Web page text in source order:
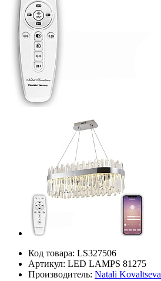
Код товара: LS327506
Артикул: LED LAMPS 81275
Производитель: Natali Kovaltseva